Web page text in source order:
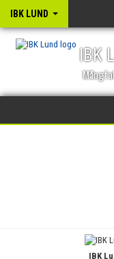
IBK LUND
IBK
IBK